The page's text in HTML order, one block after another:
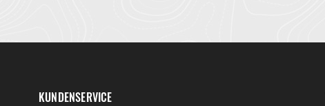
KUNDENSERVICE